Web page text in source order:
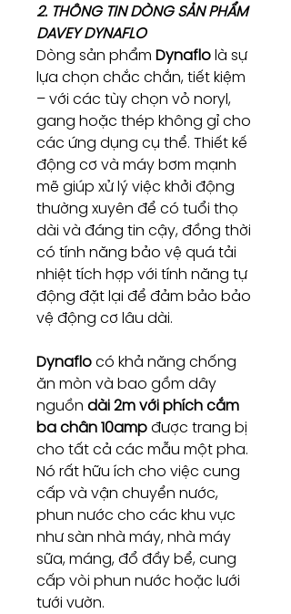
2. THÔNG TIN DÒNG SẢN PHẨM
DAVEY DYNAFLO
Dòng sản phẩm Dynaflolà sự
lựa chọn chắc chắn, tiết kiệm
– với các tùy chọn vỏ noryl,
gang hoặc thép không gỉ cho
các ứng dụng cụ thể. Thiết kế
động cơ và máy bơm mạnh
mẽ giúp xử lý việc khởi động
thường xuyên để có tuổi thọ
dài và đáng tin cậy, đồng thời
có tính năng bảo vệ quá tải
nhiệt tích hợp với tính năng tự
động đặt lại để đảm bảo bảo
vệ động cơ lâu dài.
Dynaflocó khả năng chống
ăn mòn và bao gồm dây
nguồn dài 2m với phích cắm
ba chân 10ampđược trang bị
cho tất cả các mẫu một pha.
Nó rất hữu ích cho việc cung
cấp và vận chuyển nước,
phun nước cho các khu vực
như sàn nhà máy, nhà máy
sữa, máng, đổ đầy bể, cung
cấp vòi phun nước hoặc lưới
tưới vườn.